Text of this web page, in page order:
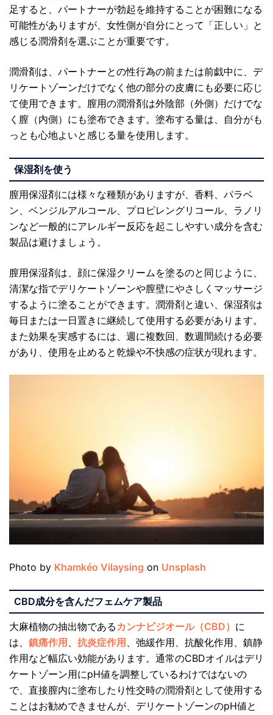
足すると、パートナーが勃起を維持することが困難になる
可能性がありますが、女性側が自分にとって「正しい」と
感じる潤滑剤を選ぶことが重要です。
潤滑剤は、パートナーとの性行為の前または前戯中に、デ
リケートゾーンだけでなく他の部分の皮膚にも必要に応じ
て使用できます。膣用の潤滑剤は外陰部（外側）だけでな
く膣（内側）にも塗布できます。塗布する量は、自分がも
っとも心地よいと感じる量を使用します。
保湿剤を使う
膣用保湿剤には様々な種類がありますが、香料、パラベ
ン、ベンジルアルコール、プロピレングリコール、ラノリ
ンなど一般的にアレルギー反応を起こしやすい成分を含む
製品は避けましょう。
膣用保湿剤は、顔に保湿クリームを塗るのと同じように、
清潔な指でデリケートゾーンや膣壁にやさしくマッサージ
するように塗ることができます。潤滑剤と違い、保湿剤は
毎日または一日置きに継続して使用する必要があります。
また効果を実感するには、週に複数回、数週間続ける必要
があり、使用を止めると乾燥や不快感の症状が現れます。
Photo by Khamkéo Vilaysing on Unsplash
CBD成分を含んだフェムケア製品
大麻植物の抽出物であるカンナビジオール（CBD） に
は、 鎮痛作用 、 抗炎症作用 、弛緩作用、抗酸化作用、鎮静
作用など幅広い効能があります。通常のCBDオイルはデリ
ケートゾーン用にpH値を調整しているわけではないの
で、直接膣内に塗布したり性交時の潤滑剤として使用する
ことはお勧めできませんが、デリケートゾーンのpH値と